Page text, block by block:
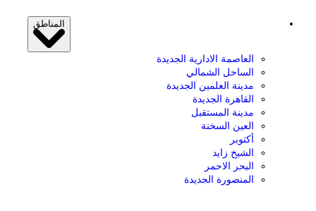
المناطق
العاصمة الادارية الجديدة
الساحل الشمالي
مدينة العلمين الجديدة
القاهرة الجديدة
مدينة المستقبل
العين السخنة
أكتوبر
الشيخ زايد
البحر الاحمر
المنصورة الجديدة